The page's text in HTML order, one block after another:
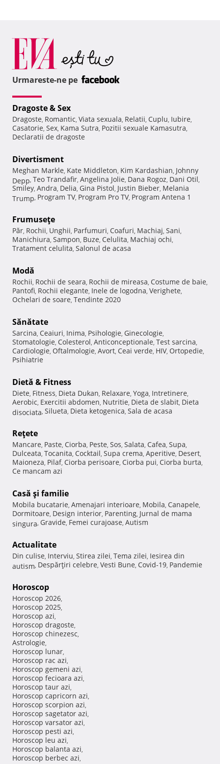
Urmareste-ne pe
Dragoste & Sex
Dragoste, Romantic, Viata sexuala, Relatii, Cuplu, Iubire,
Casatorie, Sex, Kama Sutra, Pozitii sexuale Kamasutra,
Declaratii de dragoste
Divertisment
Meghan Markle, Kate Middleton, Kim Kardashian, Johnny
Depp, Teo Trandafir, Angelina Jolie, Dana Rogoz, Dani Otil,
Smiley, Andra, Delia, Gina Pistol, Justin Bieber, Melania
Trump, Program TV, Program Pro TV, Program Antena 1
Frumuseţe
Păr, Rochii, Unghii, Parfumuri, Coafuri, Machiaj, Sani,
Manichiura, Sampon, Buze, Celulita, Machiaj ochi,
Tratament celulita, Salonul de acasa
Modă
Rochii, Rochii de seara, Rochii de mireasa, Costume de baie,
Pantofi, Rochii elegante, Inele de logodna, Verighete,
Ochelari de soare, Tendinte 2020
Sănătate
Sarcina, Ceaiuri, Inima, Psihologie, Ginecologie,
Stomatologie, Colesterol, Anticonceptionale, Test sarcina,
Cardiologie, Oftalmologie, Avort, Ceai verde, HIV, Ortopedie,
Psihiatrie
Dietă & Fitness
Diete, Fitness, Dieta Dukan, Relaxare, Yoga, Intretinere,
Aerobic, Exercitii abdomen, Nutritie, Dieta de slabit, Dieta
disociata, Silueta, Dieta ketogenica, Sala de acasa
Reţete
Mancare, Paste, Ciorba, Peste, Sos, Salata, Cafea, Supa,
Dulceata, Tocanita, Cocktail, Supa crema, Aperitive, Desert,
Maioneza, Pilaf, Ciorba perisoare, Ciorba pui, Ciorba burta,
Ce mancam azi
Casă şi familie
Mobila bucatarie, Amenajari interioare, Mobila, Canapele,
Dormitoare, Design interior, Parenting, Jurnal de mama
singura, Gravide, Femei curajoase, Autism
Actualitate
Din culise, Interviu, Stirea zilei, Tema zilei, Iesirea din
autism, Despărţiri celebre, Vesti Bune, Covid-19, Pandemie
Horoscop
Horoscop 2026,
Horoscop 2025,
Horoscop azi,
Horoscop dragoste,
Horoscop chinezesc,
Astrologie,
Horoscop lunar,
Horoscop rac azi,
Horoscop gemeni azi,
Horoscop fecioara azi,
Horoscop taur azi,
Horoscop capricorn azi,
Horoscop scorpion azi,
Horoscop sagetator azi,
Horoscop varsator azi,
Horoscop pesti azi,
Horoscop leu azi,
Horoscop balanta azi,
Horoscop berbec azi,